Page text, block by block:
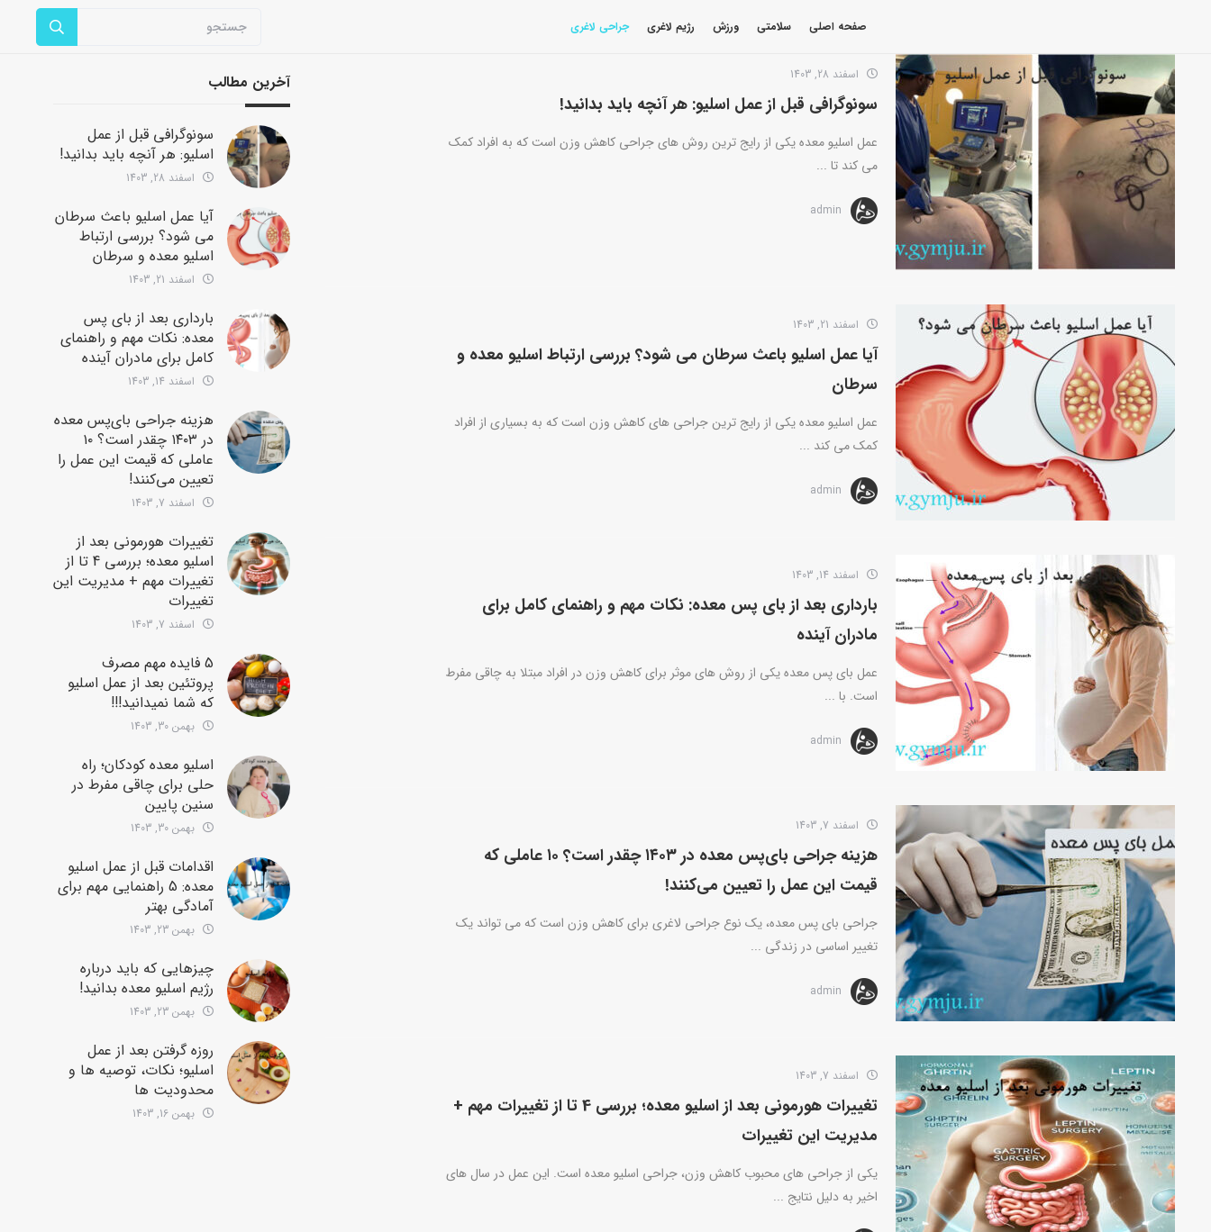
صفحه اصلی سلامتی ورزش رژیم لاغری جراحی لاغری
اسفند 28, 1403
سونوگرافی قبل از عمل اسلیو: هر آنچه باید بدانید!
عمل اسلیو معده یکی از رایج ترین روش های جراحی کاهش وزن است که به افراد کمک
می کند تا ...
admin
اسفند 21, 1403
آیا عمل اسلیو باعث سرطان می شود؟ بررسی ارتباط اسلیو معده و
سرطان
عمل اسلیو معده یکی از رایج ترین جراحی های کاهش وزن است که به بسیاری از افراد
کمک می کند ...
admin
اسفند 14, 1403
بارداری بعد از بای پس معده: نکات مهم و راهنمای کامل برای
مادران آینده
عمل بای پس معده یکی از روش های موثر برای کاهش وزن در افراد مبتلا به چاقی مفرط
است. با ...
admin
اسفند 7, 1403
هزینه جراحی بای‌پس معده در ۱۴۰۳ چقدر است؟ ۱۰ عاملی که
قیمت این عمل را تعیین می‌کنند!
جراحی بای پس معده، یک نوع جراحی لاغری برای کاهش وزن است که می تواند یک
تغییر اساسی در زندگی ...
admin
اسفند 7, 1403
تغییرات هورمونی بعد از اسلیو معده؛ بررسی 4 تا از تغییرات مهم +
مدیریت این تغییرات
یکی از جراحی های محبوب کاهش وزن، جراحی اسلیو معده است. این عمل در سال های
اخیر به دلیل نتایج ...
آخرین مطالب
سونوگرافی قبل از عمل
اسلیو: هر آنچه باید بدانید!
اسفند 28, 1403
آیا عمل اسلیو باعث سرطان
می شود؟ بررسی ارتباط
اسلیو معده و سرطان
اسفند 21, 1403
بارداری بعد از بای پس
معده: نکات مهم و راهنمای
کامل برای مادران آینده
اسفند 14, 1403
هزینه جراحی بای‌پس معده
در ۱۴۰۳ چقدر است؟ ۱۰
عاملی که قیمت این عمل را
تعیین می‌کنند!
اسفند 7, 1403
تغییرات هورمونی بعد از
اسلیو معده؛ بررسی 4 تا از
تغییرات مهم + مدیریت این
تغییرات
اسفند 7, 1403
5 فایده مهم مصرف
پروتئین بعد از عمل اسلیو
که شما نمیدانید!!!
بهمن 30, 1403
اسلیو معده کودکان؛ راه
حلی برای چاقی مفرط در
سنین پایین
بهمن 30, 1403
اقدامات قبل از عمل اسلیو
معده: 5 راهنمایی مهم برای
آمادگی بهتر
بهمن 23, 1403
چیزهایی که باید درباره
رژیم اسلیو معده بدانید!
بهمن 23, 1403
روزه گرفتن بعد از عمل
اسلیو؛ نکات، توصیه ها و
محدودیت ها
بهمن 16, 1403